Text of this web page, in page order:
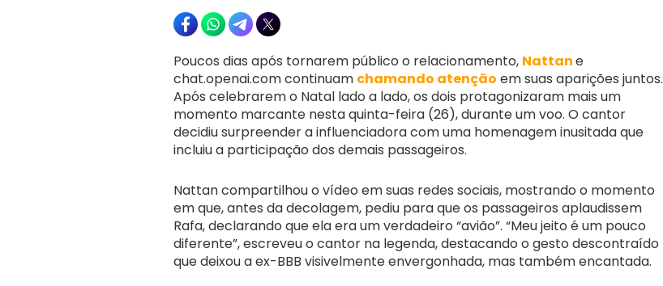
Poucos dias após tornarem público o relacionamento, Nattane
chat.openai.com continuam chamando atenção em suas aparições juntos.
Após celebrarem o Natal lado a lado, os dois protagonizaram mais um
momento marcante nesta quinta-feira (26), durante um voo. O cantor
decidiu surpreender a influenciadora com uma homenagem inusitada que
incluiu a participação dos demais passageiros.
Nattan compartilhou o vídeo em suas redes sociais, mostrando o momento
em que, antes da decolagem, pediu para que os passageiros aplaudissem
Rafa, declarando que ela era um verdadeiro “avião”. “Meu jeito é um pouco
diferente”, escreveu o cantor na legenda, destacando o gesto descontraído
que deixou a ex-BBB visivelmente envergonhada, mas também encantada.